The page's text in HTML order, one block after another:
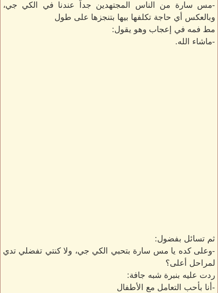
-مس سارة من الناس المجتهدين جداً عندنا في الكي جي،
وبالعكس أي حاجة تكلفها بيها بتنجزها على طول
مط فمه في إعجاب وهو يقول:
-ماشاء الله.
ثم تسائل بفضول:
-وعلى كده يا مس سارة بتحبي الكي جي، ولا كنتي تفضلي تدي
لمراحل أعلى؟
ردت عليه بنبرة شبه جافة:
-أنا بأحب التعامل مع الأطفال